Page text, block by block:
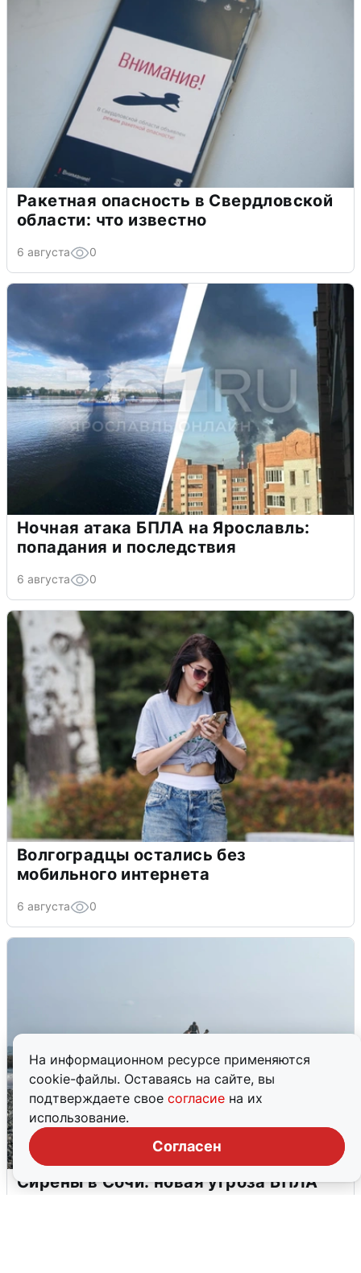
На информационном ресурсе применяются
cookie-файлы. Оставаясь на сайте, вы
подтверждаете свое согласие на их
использование.
Согласен
Ракетная опасность в Свердловской
области: что известно
6 августа 0
Ночная атака БПЛА на Ярославль:
попадания и последствия
6 августа 0
Волгоградцы остались без
мобильного интернета
6 августа 0
Сирены в Сочи: новая угроза БПЛА